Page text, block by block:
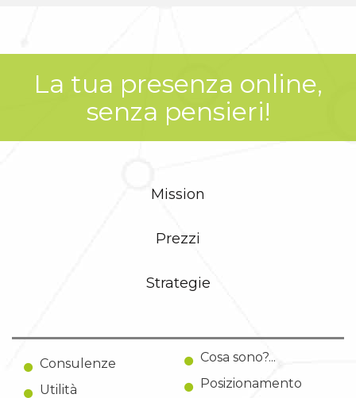
La tua presenza online,
senza pensieri!
Mission
Prezzi
Strategie
Consulenze
Utilità
Cosa sono?...
Posizionamento